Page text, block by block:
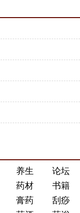
养生
论坛
药材
书籍
膏药
刮痧